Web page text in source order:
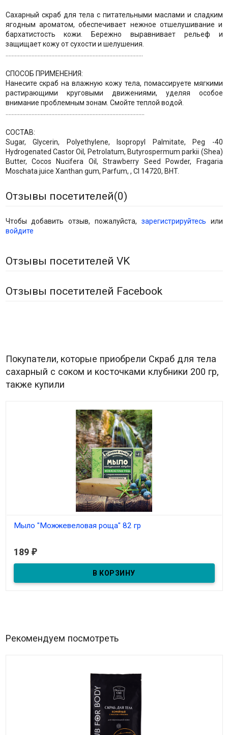
Сахарный скраб для тела с питательными маслами и сладким
ягодным ароматом, обеспечивает нежное отшелушивание и
бархатистость кожи. Бережно выравнивает рельеф и
защищает кожу от сухости и шелушения.
СПОСОБ ПРИМЕНЕНИЯ:
Нанесите скраб на влажную кожу тела, помассируете мягкими
растирающими круговыми движениями, уделяя особое
внимание проблемным зонам. Смойте теплой водой.
СОСТАВ:
Sugar, Glycerin, Polyethylene, Isopropyl Palmitate, Peg -40
Hydrogenated Castor Oil, Petrolatum, Butyrospermum parkii (Shea)
Butter, Cocos Nucifera Oil, Strawberry Seed Powder, Fragaria
Moschata juice Xanthan gum, Parfum, , СI 14720, BHT.
Отзывы посетителей(0)
Чтобы добавить отзыв, пожалуйста, зарегистрируйтесь или
войдите
Отзывы посетителей VK
Отзывы посетителей Facebook
Покупатели, которые приобрели Скраб для тела
сахарный с соком и косточками клубники 200 гр,
также купили
Мыло "Можжевеловая роща" 82 гр
можжевельника. Масса 82 г.
189 ₽
Рекомендуем посмотреть